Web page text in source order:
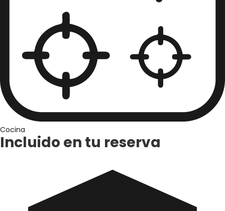
Cocina
Incluido en tu reserva